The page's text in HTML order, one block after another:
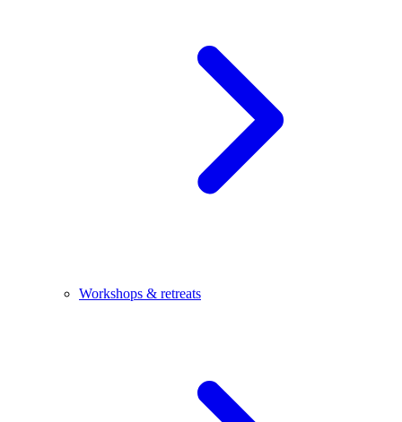
Workshops & retreats